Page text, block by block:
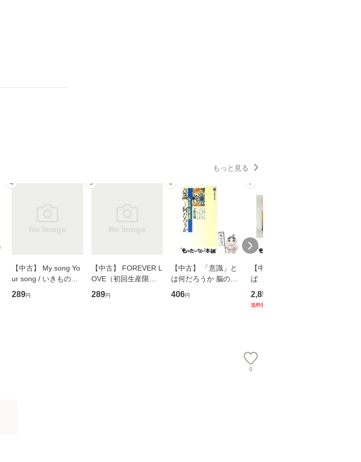
もっと見る
4
【中古】 My song Yo
ur song / いきものが
かり / [CD]【メール便
送料無料】
289円
5
【中古】 FOREVER L
OVE（初回生産限定
盤） / 清水翔太×加藤
ミリヤ / [CD]【メール
289円
6
【中古】 「意識」と
は何だろうか 脳の来
歴、知覚の錯誤 （講
談社現代新書） / 下条
406円
7
【中古】 耳をすませ
ば 〈2枚組〉 [DVD] /
ブエナ・ビスタ・ホー
ム・エンターテイメン
2,852
送料無料
0